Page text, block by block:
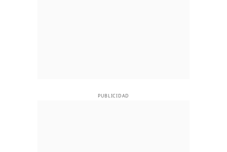
PUBLICIDAD